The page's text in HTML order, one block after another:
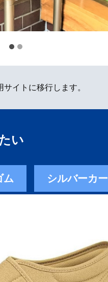
イトに移行します。
い
ム シルバーカー